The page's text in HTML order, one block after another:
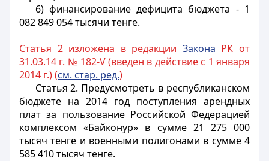
6) финансирование дефицита бюджета - 1
082 849 054 тысячи тенге.
Статья 2 изложена в редакции Закона РК от
31.03.14 г. № 182-V (введен в действие с 1 января
2014 г.) (см. стар. ред.)
Статья 2. Предусмотреть в республиканском
бюджете на 2014 год поступления арендных
плат за пользование Российской Федерацией
комплексом «Байконур» в сумме 21 275 000
тысяч тенге и военными полигонами в сумме 4
585 410 тысяч тенге.